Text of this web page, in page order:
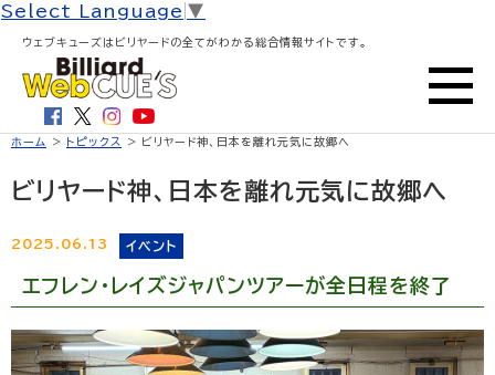
Select Language ▼
ウェブキューズはビリヤードの全てがわかる総合情報サイトです。
ホーム > トピックス > ビリヤード神、日本を離れ元気に故郷へ
ビリヤード神、日本を離れ元気に故郷へ
2025.06.13 イベント
エフレン・レイズジャパンツアーが全日程を終了